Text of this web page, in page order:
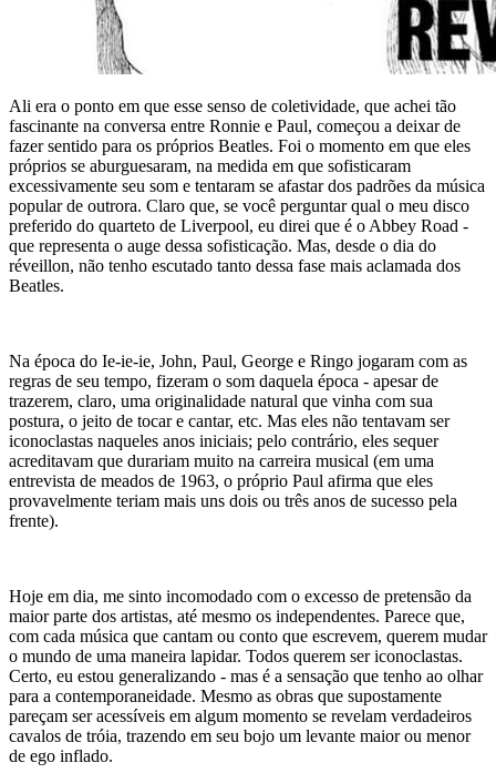
Ali era o ponto em que esse senso de coletividade, que achei tão
fascinante na conversa entre Ronnie e Paul, começou a deixar de
fazer sentido para os próprios Beatles. Foi o momento em que eles
próprios se aburguesaram, na medida em que sofisticaram
excessivamente seu som e tentaram se afastar dos padrões da música
popular de outrora. Claro que, se você perguntar qual o meu disco
preferido do quarteto de Liverpool, eu direi que é o Abbey Road -
que representa o auge dessa sofisticação. Mas, desde o dia do
réveillon, não tenho escutado tanto dessa fase mais aclamada dos
Beatles.
Na época do Ie-ie-ie, John, Paul, George e Ringo jogaram com as
regras de seu tempo, fizeram o som daquela época - apesar de
trazerem, claro, uma originalidade natural que vinha com sua
postura, o jeito de tocar e cantar, etc. Mas eles não tentavam ser
iconoclastas naqueles anos iniciais; pelo contrário, eles sequer
acreditavam que durariam muito na carreira musical (em uma
entrevista de meados de 1963, o próprio Paul afirma que eles
provavelmente teriam mais uns dois ou três anos de sucesso pela
frente).
Hoje em dia, me sinto incomodado com o excesso de pretensão da
maior parte dos artistas, até mesmo os independentes. Parece que,
com cada música que cantam ou conto que escrevem, querem mudar
o mundo de uma maneira lapidar. Todos querem ser iconoclastas.
Certo, eu estou generalizando - mas é a sensação que tenho ao olhar
para a contemporaneidade. Mesmo as obras que supostamente
pareçam ser acessíveis em algum momento se revelam verdadeiros
cavalos de tróia, trazendo em seu bojo um levante maior ou menor
de ego inflado.